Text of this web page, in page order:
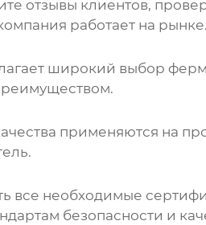
отзывы клиентов,
работает на рынке.
широкий выбор
применяются на
все необходимые
безопасности и